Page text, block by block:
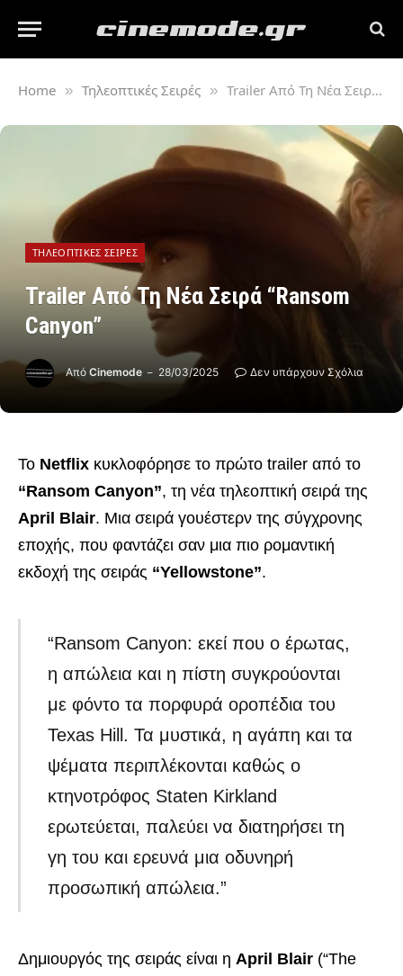
Home » Τηλεοπτικές Σειρές » Trailer Από Τη Νέα Σειρά “Ransom Canyon”
ΤΗΛΕΟΠΤΙΚΈΣ ΣΕΙΡΈΣ
Trailer Από Τη Νέα Σειρά “Ransom
Canyon”
Από Cinemode 28/03/2025 Δεν υπάρχουν Σχόλια
Το Netflix κυκλοφόρησε το πρώτο trailer από το
“Ransom Canyon”, τη νέα τηλεοπτική σειρά της
April Blair. Μια σειρά γουέστερν της σύγχρονης
εποχής, που φαντάζει σαν μια πιο ρομαντική
εκδοχή της σειράς “Yellowstone”.
“Ransom Canyon: εκεί που ο έρωτας,
η απώλεια και η πίστη συγκρούονται
με φόντο τα πορφυρά οροπέδια του
Texas Hill. Τα μυστικά, η αγάπη και τα
ψέματα περιπλέκονται καθώς ο
κτηνοτρόφος Staten Kirkland
ερωτεύεται, παλεύει να διατηρήσει τη
γη του και ερευνά μια οδυνηρή
προσωπική απώλεια.”
Δημιουργός της σειράς είναι η April Blair (“The